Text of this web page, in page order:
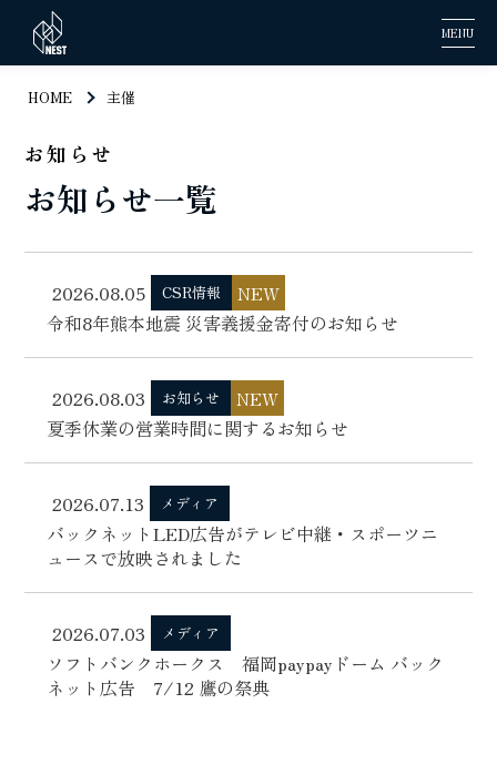
MENU
HOME 主催
お知らせ
お知らせ一覧
2026.08.05 CSR情報
NEW
令和8年熊本地震 災害義援金寄付のお知らせ
2026.08.03 お知らせ
NEW
夏季休業の営業時間に関するお知らせ
2026.07.13 メディア
バックネットLED広告がテレビ中継・スポーツニ
ュースで放映されました
2026.07.03 メディア
ソフトバンクホークス 福岡paypayドーム バック
ネット広告 7/12 鷹の祭典